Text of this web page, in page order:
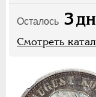
Осталось 3
Смотреть